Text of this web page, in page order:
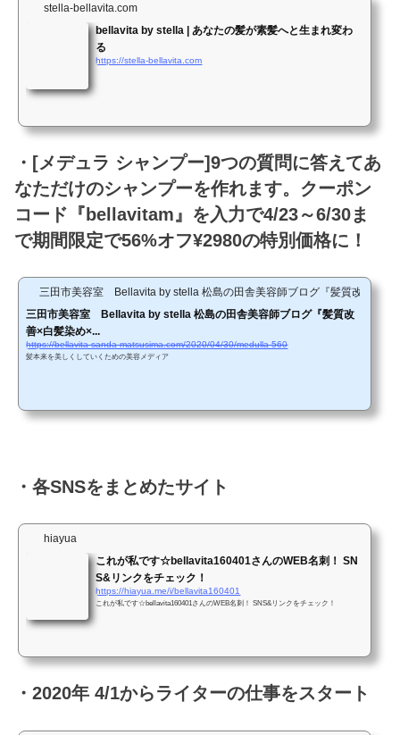
stella-bellavita.com
bellavita by stella | あなたの髪が素髪へと生まれ変わ
る
https://stella-bellavita.com
・[メデュラ シャンプー]9つの質問に答えてあ
なただけのシャンプーを作れます。クーポン
コード『bellavitam』を入力で4/23～6/30ま
で期間限定で56%オフ¥2980の特別価格に！
三田市美容室 Bellavita by stella 松島の田舎美容師ブログ『髪質改善×白
三田市美容室 Bellavita by stella 松島の田舎美容師ブログ『髪質改
善×白髪染め×...
https://bellavita-sanda-matsusima.com/2020/04/30/medulla-560
髪本来を美しくしていくための美容メディア
・各SNSをまとめたサイト
hiayua
これが私です☆bellavita160401さんのWEB名刺！ SN
S&リンクをチェック！
https://hiayua.me/i/bellavita160401
これが私です☆bellavita160401さんのWEB名刺！ SNS&リンクをチェック！
・2020年 4/1からライターの仕事をスタート